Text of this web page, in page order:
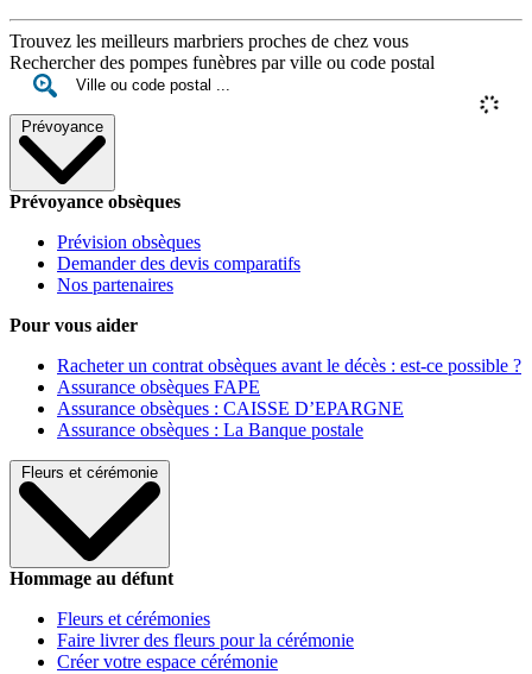
Trouvez les meilleurs marbriers proches de chez vous
Rechercher des pompes funèbres par ville ou code postal
Prévoyance
Prévoyance obsèques
Prévision obsèques
Demander des devis comparatifs
Nos partenaires
Pour vous aider
Racheter un contrat obsèques avant le décès : est-ce possible ?
Assurance obsèques FAPE
Assurance obsèques : CAISSE D’EPARGNE
Assurance obsèques : La Banque postale
Fleurs et cérémonie
Hommage au défunt
Fleurs et cérémonies
Faire livrer des fleurs pour la cérémonie
Créer votre espace cérémonie